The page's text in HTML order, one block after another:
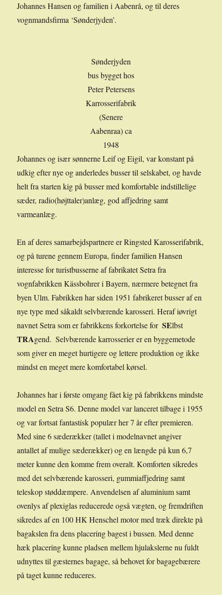
Johannes Hansen og familien i Aabenrå, og til deres
vognmandsfirma ‘Sønderjyden’.
Sønderjyden
bus bygget hos
Peter Petersens
Karrosserifabrik
(Senere
Aabenraa) ca
1948
Johannes og især sønnerne Leif og Eigil, var konstant på
udkig efter nye og anderledes busser til selskabet, og havde
helt fra starten kig på busser med komfortable indstillelige
sæder, radio(højttaler)anlæg, god affjedring samt
varmeanlæg.
En af deres samarbejdspartnere er Ringsted Karosserifabrik,
og på turene gennem Europa, finder familien Hansen
interesse for turistbusserne af fabrikatet Setra fra
vognfabrikken Kässbohrer i Bayern, nærmere betegnet fra
byen Ulm. Fabrikken har siden 1951 fabrikeret busser af en
nye type med såkaldt selvbærende karosseri. Heraf iøvrigt
navnet Setra som er fabrikkens forkortelse for SElbst
TRAgend. Selvbærende karrosserier er en byggemetode
som giver en meget hurtigere og lettere produktion og ikke
mindst en meget mere komfortabel kørsel.
Johannes har i første omgang fået kig på fabrikkens mindste
model en Setra S6. Denne model var lanceret tilbage i 1955
og var fortsat fantastisk populær her 7 år efter premieren.
Med sine 6 sæderækker (tallet i modelnavnet angiver
antallet af mulige sæderækker) og en længde på kun 6,7
meter kunne den komme frem overalt. Komforten sikredes
med det selvbærende karosseri, gummiaffjedring samt
teleskop støddæmpere. Anvendelsen af aluminium samt
ovenlys af plexiglas reducerede også vægten, og fremdriften
sikredes af en 100 HK Henschel motor med træk direkte på
bagakslen fra dens placering bagest i bussen. Med denne
hæk placering kunne pladsen mellem hjulakslerne nu fuldt
udnyttes til gæsternes bagage, så behovet for bagagebærere
på taget kunne reduceres.